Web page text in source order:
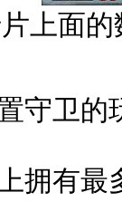
上面
守卫的
拥有最